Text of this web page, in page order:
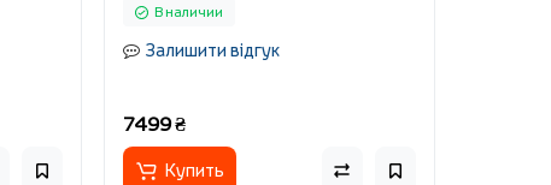
В наличии
Залишити відгук
7499 ₴
Купить